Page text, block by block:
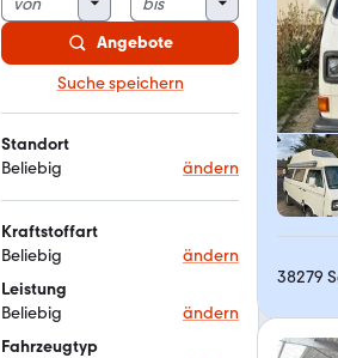
Angebote
Suche speichern
Standort
Beliebig
ändern
Kraftstoffart
Beliebig
ändern
Leistung
Beliebig
ändern
Fahrzeugtyp
38279